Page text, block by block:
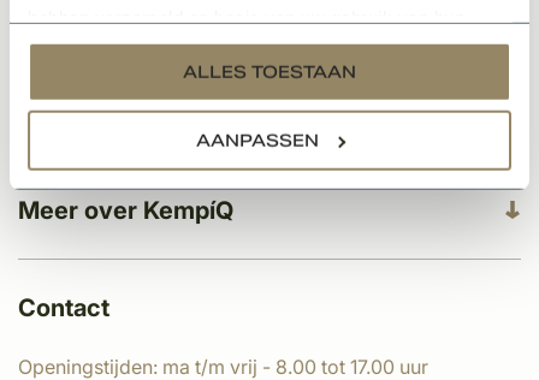
services.
ALLES TOESTAAN
AANPASSEN
Meer over KempíQ
Klantenservice
Categorieën
Contact
Openingstijden: ma t/m vrij - 8.00 tot 17.00 uur